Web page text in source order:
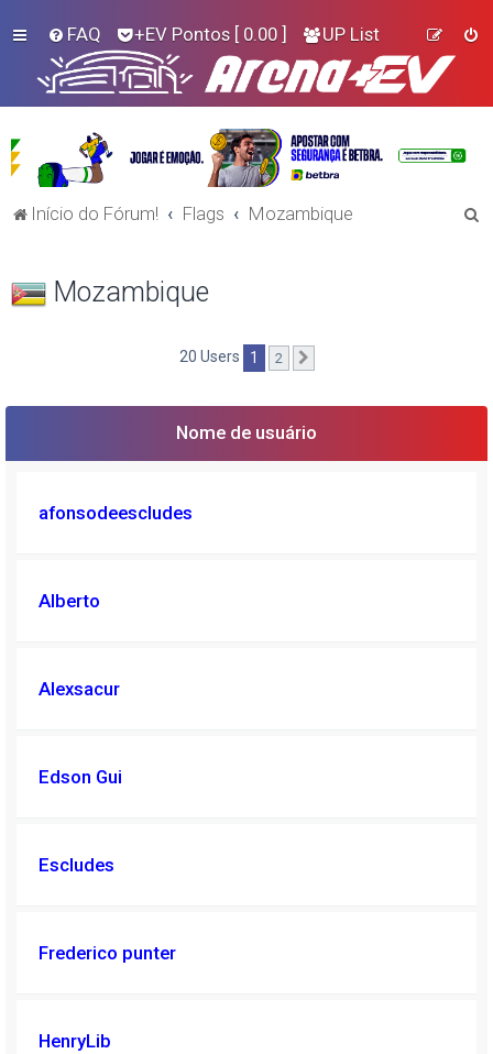
FAQ +EV Pontos [ 0.00 ] UP List
Início do Fórum! Flags Mozambique
r
Mozambique
20 Users 1 2
Nome de usuário
afonsodeescludes
Alberto
Alexsacur
Edson Gui
Escludes
Frederico punter
HenryLib